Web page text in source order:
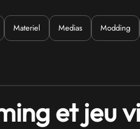
Materiel Medias Modding
et jeu